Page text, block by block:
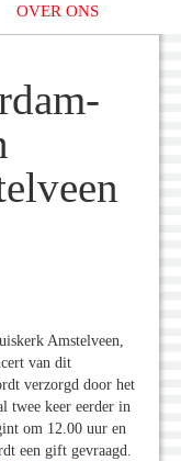
OVER ONS
Amstelveen,
van dit
verzorgd door het
twee keer eerder in
om 12.00 uur en
een gift gevraagd.